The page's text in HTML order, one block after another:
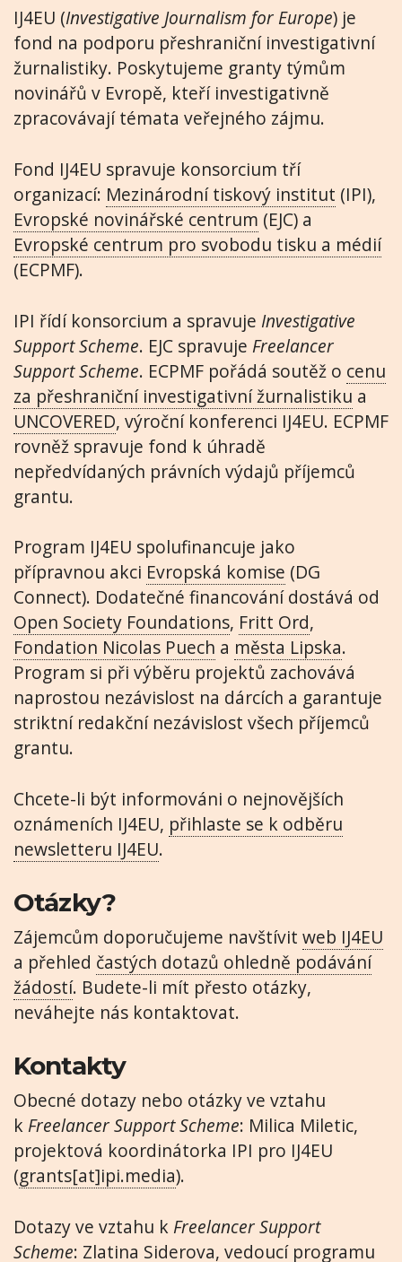
IJ4EU (Investigative Journalism for Europe) je
fond na podporu přeshraniční investigativní
žurnalistiky. Poskytujeme granty týmům
novinářů v Evropě, kteří investigativně
zpracovávají témata veřejného zájmu.
Fond IJ4EU spravuje konsorcium tří
organizací: Mezinárodní tiskový institut (IPI),
Evropské novinářské centrum (EJC) a
Evropské centrum pro svobodu tisku a médií
(ECPMF).
IPI řídí konsorcium a spravuje Investigative
Support Scheme. EJC spravuje Freelancer
Support Scheme. ECPMF pořádá soutěž o cenu
za přeshraniční investigativní žurnalistiku a
UNCOVERED, výroční konferenci IJ4EU. ECPMF
rovněž spravuje fond k úhradě
nepředvídaných právních výdajů příjemců
grantu.
Program IJ4EU spolufinancuje jako
přípravnou akci Evropská komise (DG
Connect). Dodatečné financování dostává od
Open Society Foundations, Fritt Ord,
Fondation Nicolas Puech a města Lipska.
Program si při výběru projektů zachovává
naprostou nezávislost na dárcích a garantuje
striktní redakční nezávislost všech příjemců
grantu.
Chcete-li být informováni o nejnovějších
oznámeních IJ4EU, přihlaste se k odběru
newsletteru IJ4EU.
Otázky?
Zájemcům doporučujeme navštívit web IJ4EU
a přehled častých dotazů ohledně podávání
žádostí. Budete-li mít přesto otázky,
neváhejte nás kontaktovat.
Kontakty
Obecné dotazy nebo otázky ve vztahu
k Freelancer Support Scheme: Milica Miletic,
projektová koordinátorka IPI pro IJ4EU
(grants[at]ipi.media).
Dotazy ve vztahu k Freelancer Support
Scheme: Zlatina Siderova, vedoucí programu